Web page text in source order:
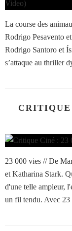
La course des
Rodrigo Pesavento
Rodrigo Santoro et
s’attaque au thriller
23 000 vies // De
et Katharina Stark.
d'une telle ampleur,
un fil tendu. Avec 23